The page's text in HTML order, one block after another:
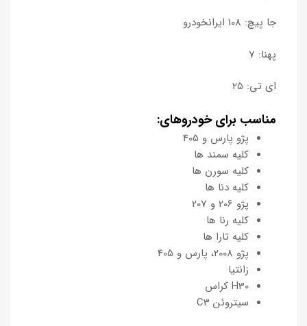
جا پیچ: 108 ایرانخودرو
پهنا: 7
ای تی: 25
مناسب برای خودروهای:
پژو پارس و 405
کلیه سمند ها
کلیه سورن ها
کلیه دنا ها
پژو 206 و 207
کلیه رنا ها
کلیه تارا ها
پژو 2008، پارس و 405
زانتیا
H30 کراس
سیتروئن C3